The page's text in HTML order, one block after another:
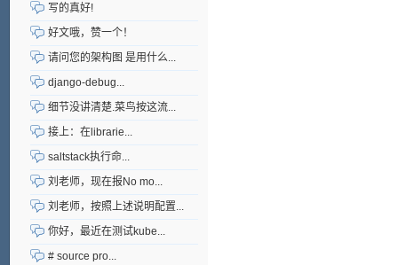
写的真好!
好文哦，赞一个！
请问您的架构图 是用什么...
django-debug...
细节没讲清楚.菜鸟按这流...
接上：在librarie...
saltstack执行命...
刘老师，现在报No mo...
刘老师，按照上述说明配置...
你好，最近在测试kube...
# source pro...